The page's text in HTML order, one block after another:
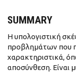
SUMMARY
Η υπολογιστική
προβλημάτων που
χαρακτηριστικά,
αποσύνθεση. Είναι